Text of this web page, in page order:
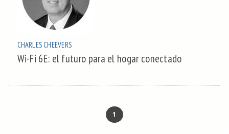
CHARLES CHEEVERS
Wi-Fi 6E: el futuro para el hogar conectado
1